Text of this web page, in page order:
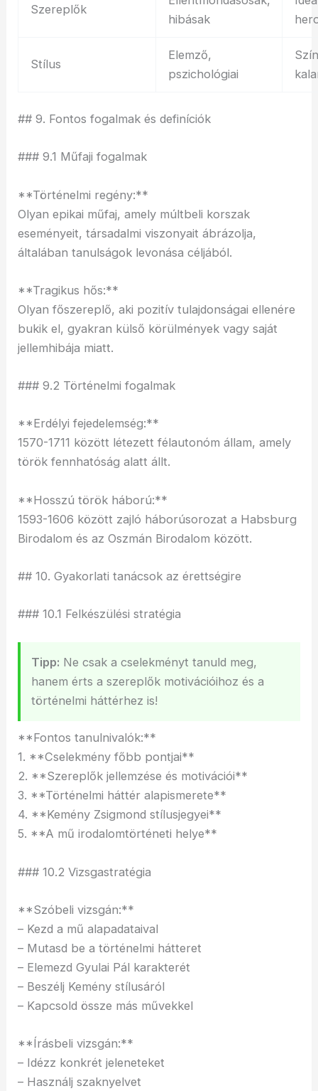
Szereplők
hibásak
Stílus
Elemző,
pszichológiai
## 9. Fontos fogalmak és definíciók
### 9.1 Műfaji fogalmak
**Történelmi regény:**
Olyan epikai műfaj, amely múltbeli korszak
eseményeit, társadalmi viszonyait ábrázolja,
általában tanulságok levonása céljából.
**Tragikus hős:**
Olyan főszereplő, aki pozitív tulajdonságai ellenére
bukik el, gyakran külső körülmények vagy saját
jellemhibája miatt.
### 9.2 Történelmi fogalmak
**Erdélyi fejedelemség:**
1570-1711 között létezett félautonóm állam, amely
török fennhatóság alatt állt.
**Hosszú török háború:**
1593-1606 között zajló háborúsorozat a Habsburg
Birodalom és az Oszmán Birodalom között.
## 10. Gyakorlati tanácsok az érettségire
### 10.1 Felkészülési stratégia
Tipp: Ne csak a cselekményt tanuld meg,
hanem érts a szereplők motivációihoz és a
történelmi háttérhez is!
**Fontos tanulnivalók:**
1. **Cselekmény főbb pontjai**
2. **Szereplők jellemzése és motivációi**
3. **Történelmi háttér alapismerete**
4. **Kemény Zsigmond stílusjegyei**
5. **A mű irodalomtörténeti helye**
### 10.2 Vizsgastratégia
**Szóbeli vizsgán:**
– Kezd a mű alapadataival
– Mutasd be a történelmi hátteret
– Elemezd Gyulai Pál karakterét
– Beszélj Kemény stílusáról
– Kapcsold össze más művekkel
**Írásbeli vizsgán:**
– Idézz konkrét jeleneteket
– Használj szaknyelvet